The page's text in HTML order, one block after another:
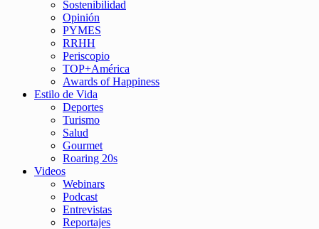
Sostenibilidad
Opinión
PYMES
RRHH
Periscopio
TOP+América
Awards of Happiness
Estilo de Vida
Deportes
Turismo
Salud
Gourmet
Roaring 20s
Videos
Webinars
Podcast
Entrevistas
Reportajes